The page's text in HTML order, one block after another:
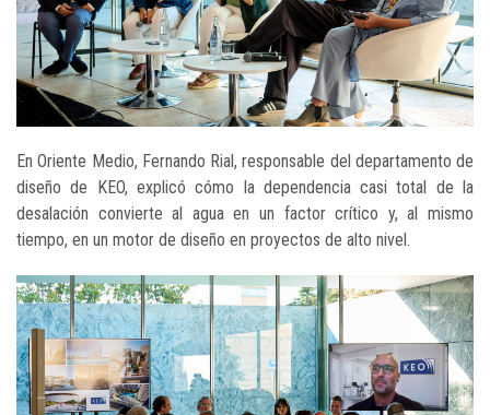
En Oriente Medio, Fernando Rial, responsable del departamento de
diseño de KEO, explicó cómo la dependencia casi total de la
desalación convierte al agua en un factor crítico y, al mismo
tiempo, en un motor de diseño en proyectos de alto nivel.